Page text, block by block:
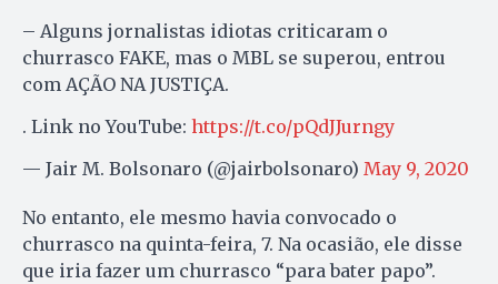
– Alguns jornalistas idiotas criticaram o
churrasco FAKE, mas o MBL se superou, entrou
com AÇÃO NA JUSTIÇA.
. Link no YouTube: https://t.co/pQdJJurngy
— Jair M. Bolsonaro (@jairbolsonaro) May 9, 2020
No entanto, ele mesmo havia convocado o
churrasco na quinta-feira, 7. Na ocasião, ele disse
que iria fazer um churrasco “para bater papo”.